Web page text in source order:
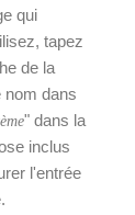
qui
tapez
de la
nom dans
" dans la
inclus
l'entrée